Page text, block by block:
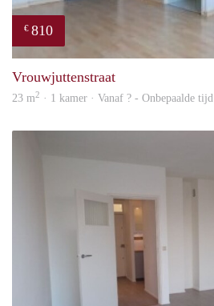
€ 810
Vrouwjuttenstraat
23 m2 · 1 kamer · Vanaf ? - Onbepaalde tijd